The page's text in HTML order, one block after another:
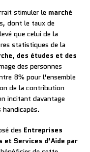
stimuler le marché
dont le taux de
que celui de la
statistiques de la
des études et des
des personnes
8% pour l’ensemble
de la contribution
incitant davantage
des Entreprises
et Services d’Aide par